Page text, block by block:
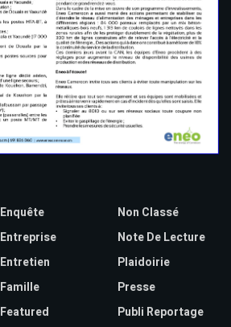
Enquête
Entreprise
Entretien
Famille
Featured
Non Classé
Note De Lecture
Plaidoirie
Presse
Publi Reportage